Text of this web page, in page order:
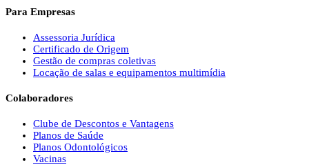
Para Empresas
Assessoria Jurídica
Certificado de Origem
Gestão de compras coletivas
Locação de salas e equipamentos multimídia
Colaboradores
Clube de Descontos e Vantagens
Planos de Saúde
Planos Odontológicos
Vacinas